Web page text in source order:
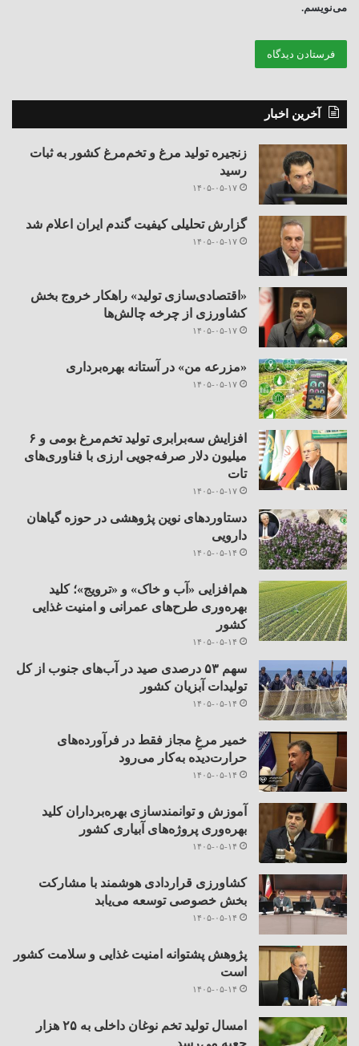
می‌نویسم.
آخرین اخبار
زنجیره تولید مرغ و تخم‌مرغ کشور به ثبات
رسید
۱۴۰۵-۰۵-۱۷
گزارش تحلیلی کیفیت گندم ایران اعلام شد
۱۴۰۵-۰۵-۱۷
«اقتصادی‌سازی تولید» راهکار خروج بخش
کشاورزی از چرخه چالش‌ها
۱۴۰۵-۰۵-۱۷
«مزرعه من» در آستانه بهره‌برداری
۱۴۰۵-۰۵-۱۷
افزایش سه‌برابری تولید تخم‌مرغ بومی و ۶
میلیون دلار صرفه‌جویی ارزی با فناوری‌های
تات
۱۴۰۵-۰۵-۱۷
دستاوردهای نوین پژوهشی در حوزه گیاهان
دارویی
۱۴۰۵-۰۵-۱۴
هم‌افزایی «آب و خاک» و «ترویج»؛ کلید
بهره‌وری طرح‌های عمرانی و امنیت غذایی
کشور
۱۴۰۵-۰۵-۱۴
سهم ۵۳ درصدی صید در آب‌های جنوب از کل
تولیدات آبزیان کشور
۱۴۰۵-۰۵-۱۴
خمیر مرغِ مجاز فقط در فرآورده‌های
حرارت‌دیده به‌کار می‌رود
۱۴۰۵-۰۵-۱۴
آموزش و توانمندسازی بهره‌برداران کلید
بهره‌وری پروژه‌های آبیاری کشور
۱۴۰۵-۰۵-۱۴
کشاورزی قراردادی هوشمند با مشارکت
بخش خصوصی توسعه می‌یابد
۱۴۰۵-۰۵-۱۴
پژوهش پشتوانه امنیت غذایی و سلامت کشور
است
۱۴۰۵-۰۵-۱۴
امسال تولید تخم نوغان داخلی به ۲۵ هزار
جعبه می رسد